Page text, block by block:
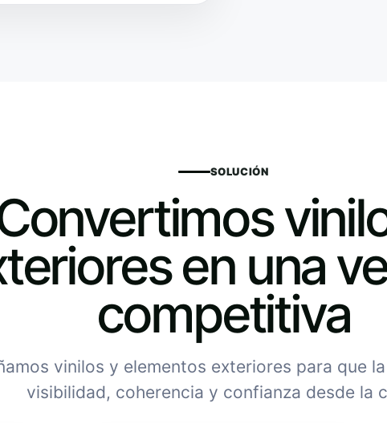
SOLUCIÓN
en una
competitiva
vinilos y elementos exteriores para que
visibilidad, coherencia y confianza desde la